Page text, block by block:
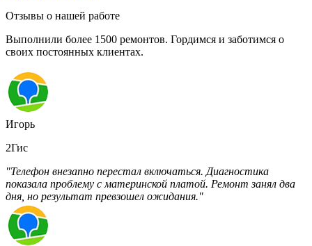
Отзывы о нашей работе
Выполнили более 1500 ремонтов. Гордимся и заботимся о
своих постоянных клиентах.
Игорь
2Гис
"Телефон внезапно перестал включаться. Диагностика
показала проблему с материнской платой. Ремонт занял два
дня, но результат превзошел ожидания."